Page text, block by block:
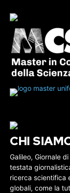
CHI
Galileo, Giornale
testata
ricerca scientifica
globali, come la